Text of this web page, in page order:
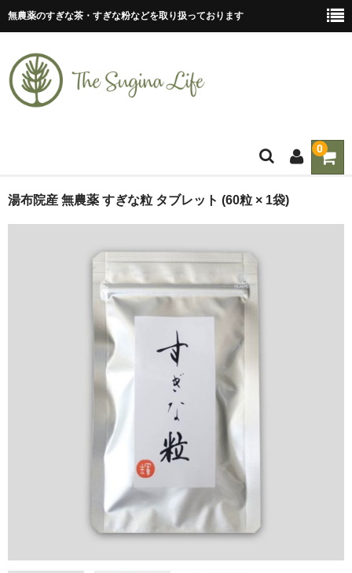
無農薬のすぎな茶・すぎな粉などを取り扱っております
0
ホーム
湯布院産 無農薬 すぎな粒 タブレット (60粒 × 1袋)